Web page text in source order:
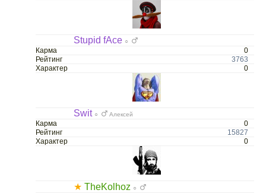
Stupid fAce ○
Карма
0
Рейтинг
3763
Характер
0
Swit ○ Алексей
Карма
0
Рейтинг
15827
Характер
0
★ TheKolhoz ○